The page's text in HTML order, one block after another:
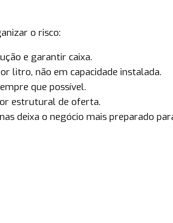
o risco:
e garantir caixa.
litro, não em capacidade instalada.
que possível.
estrutural de oferta.
deixa o negócio mais preparado